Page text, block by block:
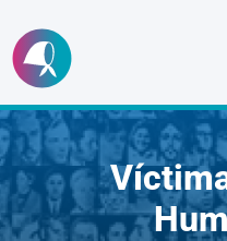
Ir
al
contenido